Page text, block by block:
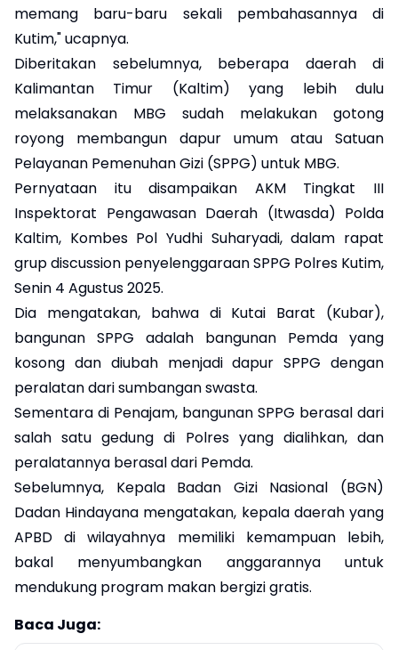
memang baru-baru sekali pembahasannya di
Kutim," ucapnya.
Diberitakan sebelumnya, beberapa daerah di
Kalimantan Timur (Kaltim) yang lebih dulu
melaksanakan MBG sudah melakukan gotong
royong membangun dapur umum atau Satuan
Pelayanan Pemenuhan Gizi (SPPG) untuk MBG.
Pernyataan itu disampaikan AKM Tingkat III
Inspektorat Pengawasan Daerah (Itwasda) Polda
Kaltim, Kombes Pol Yudhi Suharyadi, dalam rapat
grup discussion penyelenggaraan SPPG Polres Kutim,
Senin 4 Agustus 2025.
Dia mengatakan, bahwa di Kutai Barat (Kubar),
bangunan SPPG adalah bangunan Pemda yang
kosong dan diubah menjadi dapur SPPG dengan
peralatan dari sumbangan swasta.
Sementara di Penajam, bangunan SPPG berasal dari
salah satu gedung di Polres yang dialihkan, dan
peralatannya berasal dari Pemda.
Sebelumnya, Kepala Badan Gizi Nasional (BGN)
Dadan Hindayana mengatakan, kepala daerah yang
APBD di wilayahnya memiliki kemampuan lebih,
bakal menyumbangkan anggarannya untuk
mendukung program makan bergizi gratis.
Baca Juga: